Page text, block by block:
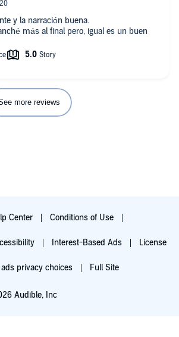
y la narración buena.
más al final pero, igual es un buen
more reviews
Center Conditions of Use
Interest-Based Ads License
privacy choices Full Site
Audible, Inc